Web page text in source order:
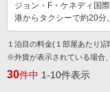
ジョン・F・ケネディ国
港からタクシーで約20分。
１泊目の料金(１部屋あたり)
※外貨が表示されている場合
30件中 1-10件表示